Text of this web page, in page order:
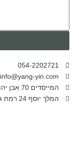
054-2202721
info@yang-yin.com
המייסדים 70 אבן יהודה
המלך יוסף 24 רמת גן